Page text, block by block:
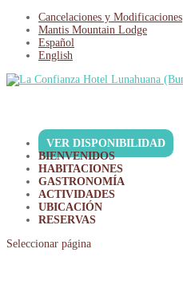
Cancelaciones y Modificaciones
Mantis Mountain Lodge
Español
English
VER DISPONIBILIDAD
BIENVENIDOS
HABITACIONES
GASTRONOMÍA
ACTIVIDADES
UBICACIÓN
RESERVAS
Seleccionar página